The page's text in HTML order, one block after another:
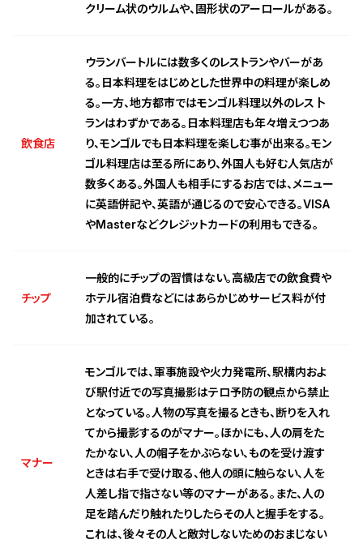
クリーム状のウルムや、固形状のアーロールがある。
飲食店
ウランバートルには数多くのレストランやバーがあ
る。日本料理をはじめとした世界中の料理が楽しめ
る。一方、地方都市ではモンゴル料理以外のレス卜
ランはわずかである。日本料理店も年々増えつつあ
り、モンゴルでも日本料理を楽しむ事が出来る。モン
ゴル料理店は至る所にあり、外国人も好む人気店が
数多くある。外国人も相手にするお店では、メニュー
に英語併記や、英語が通じるので安心できる。VISA
やMasterなどクレジットカードの利用もできる。
チップ
一般的にチップの習慣はない。高級店での飲食費や
ホテル宿泊費などにはあらかじめサービス料が付
加されている。
マナー
モンゴルでは、軍事施設や火力発電所、駅構内およ
び駅付近での写真撮影はテロ予防の観点から禁止
となっている。人物の写真を撮るときも、断りを入れ
てから撮影するのがマナー。ほかにも、人の肩をた
たかない、人の帽子をかぶらない、ものを受け渡す
ときは右手で受け取る、他人の頭に触らない、人を
人差し指で指さない等のマナーがある。また、人の
足を踏んだり触れたりしたらその人と握手をする。
これは、後々その人と敵対しないためのおまじない